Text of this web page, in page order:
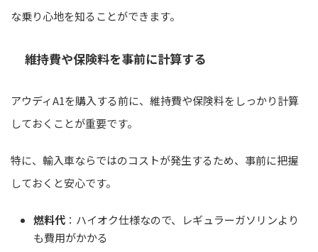
な乗り心地を知ることができます。
維持費や保険料を事前に計算する
アウディA1を購入する前に、維持費や保険料をしっかり計算
しておくことが重要です。
特に、輸入車ならではのコストが発生するため、事前に把握
しておくと安心です。
燃料代 ：ハイオク仕様なので、レギュラーガソリンより
も費用がかかる